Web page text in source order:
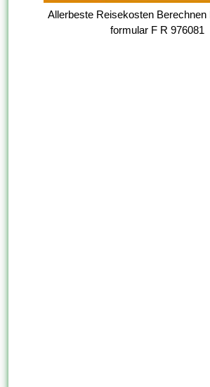
Allerbeste Reisekosten Berechnen
formular F R 976081